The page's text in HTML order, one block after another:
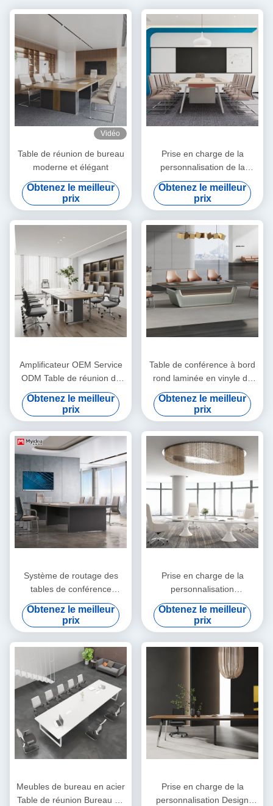
Vidéo
Table de réunion de bureau
moderne et élégant
Obtenez le meilleur
prix
Prise en charge de la
personnalisation de la
grande table de conférence
50 mm épaisseur supérieure
avec prise de courant et
boîte de câble
Obtenez le meilleur
prix
Amplificateur OEM Service
ODM Table de réunion de
bureau personnalisable
Obtenez le meilleur
prix
Table de conférence à bord
rond laminée en vinyle de
PVC ️ Surface peinte brillante
pour salles de réunion de
bureau
Obtenez le meilleur
prix
Système de routage des
tables de conférence
Morandi Couleur Entreprise
Bureau Salle de réunion
Réception Combinaison de
bureau et de chaise
Obtenez le meilleur
prix
Prise en charge de la
personnalisation
personnalisable Pure White
Snow Mountain Tableau
blanc dans 36 options de
couleurs W3200 * D1600 *
Obtenez le meilleur
prix
Meubles de bureau en acier
Table de réunion Bureau de
Prise en charge de la
personnalisation Design